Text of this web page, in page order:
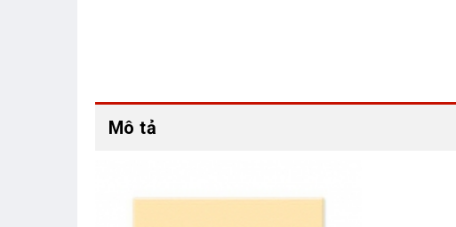
Mô tả